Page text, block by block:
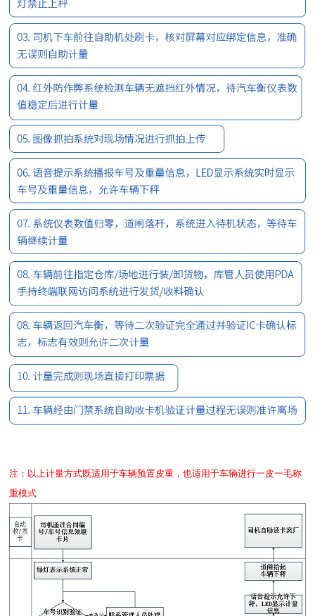
注：以上计量方式既适用于车辆预置皮重，也适用于车辆进行一皮一毛称
重模式